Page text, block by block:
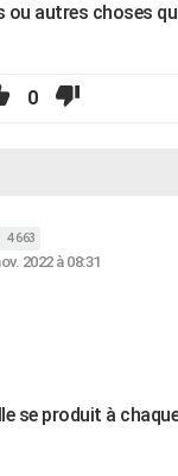
ou autres choses
0
4 663
2022 à 08:31
se produit à